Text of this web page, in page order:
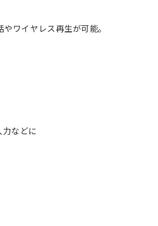
ワイヤレス再生が可能。
などに